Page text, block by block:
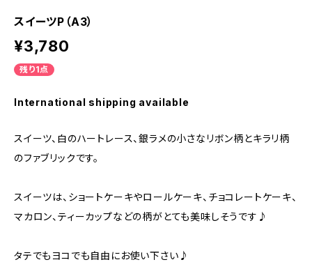
スイーツP（A3）
¥3,780
残り1点
International shipping available
スイーツ、白のハートレース、銀ラメの小さなリボン柄とキラリ柄
のファブリックです。
スイーツは、ショートケーキやロールケーキ、チョコレートケーキ、
マカロン、ティーカップなどの柄がとても美味しそうです♪
タテでもヨコでも自由にお使い下さい♪